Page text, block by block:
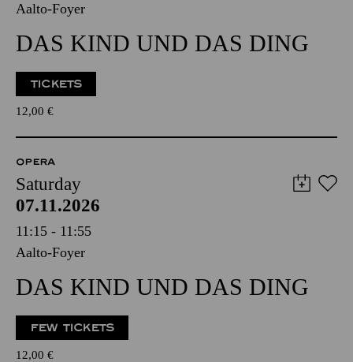
Aalto-Foyer
DAS KIND UND DAS DING
TICKETS
12,00 €
OPERA
Saturday
07.11.2026
11:15 - 11:55
Aalto-Foyer
DAS KIND UND DAS DING
FEW TICKETS
12,00 €